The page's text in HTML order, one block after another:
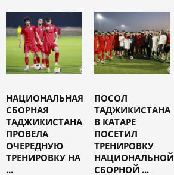
НАЦИОНАЛЬНАЯ
СБОРНАЯ
ТАДЖИКИСТАНА
ПРОВЕЛА
ОЧЕРЕДНУЮ
ТРЕНИРОВКУ НА
...
ПОСОЛ
ТАДЖИКИСТАНА
В КАТАРЕ
ПОСЕТИЛ
ТРЕНИРОВКУ
НАЦИОНАЛЬНОЙ
СБОРНОЙ ...